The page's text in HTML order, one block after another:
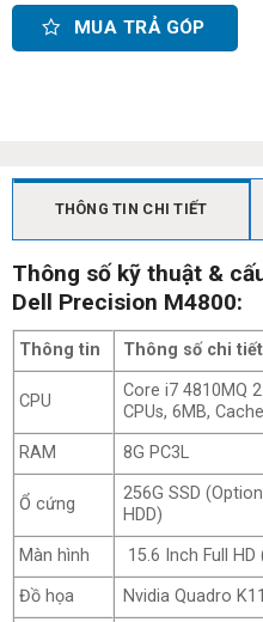
MUA TRẢ GÓP
THÔNG TIN CHI TIẾT
Thông số kỹ thuật &
Dell Precision M4800:
Thông tin Thông số chi tiết
CPU
Core i7 4810MQ
CPUs, 6MB,
RAM
8G PC3L
Ổ cứng
256G SSD
HDD)
Màn hình
15.6 Inch Full
Đồ họa
Nvidia Quadro